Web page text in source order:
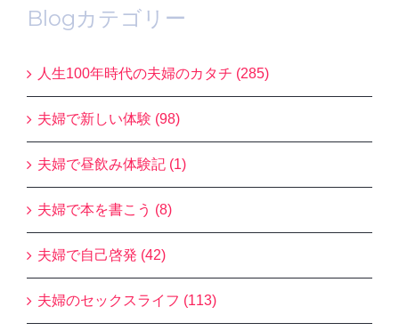
Blogカテゴリー
人生100年時代の夫婦のカタチ (285)
夫婦で新しい体験 (98)
夫婦で昼飲み体験記 (1)
夫婦で本を書こう (8)
夫婦で自己啓発 (42)
夫婦のセックスライフ (113)